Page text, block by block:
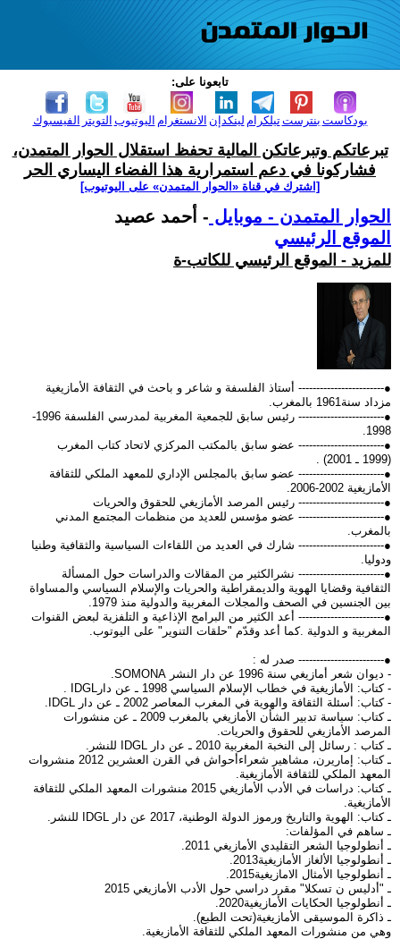
تابعونا على:
الفيسبوك التويتر اليوتيوب الانستغرام لينكدإن تيلكرامبنترست بودكاست
تبرعاتكم وتبرعاتكن المالية تحفظ استقلال الحوار المتمدن،
فشاركونا في دعم استمرارية هذا الفضاء اليساري الحر
[اشترك في قناة ‫«الحوار المتمدن» على اليوتيوب]
الحوار المتمدن - موبايل - أحمد عصيد
الموقع الرئيسي
للمزيد - الموقع الرئيسي للكاتب-ة
●------------------------ أستاذ الفلسفة و شاعر و باحث في الثقافة الأمازيغية
مزداد سنة1961 بالمغرب.
●------------------------ رئيس سابق للجمعية المغربية لمدرسي الفلسفة 1996-
1998.
●------------------------ عضو سابق بالمكتب المركزي لاتحاد كتاب المغرب
(1999 ـ 2001) .
●------------------------ عضو سابق بالمجلس الإداري للمعهد الملكي للثقافة
الأمازيغية 2002-2006.
●------------------------ رئيس المرصد الأمازيغي للحقوق والحريات
●------------------------ عضو مؤسس للعديد من منظمات المجتمع المدني
بالمغرب.
●------------------------ شارك في العديد من اللقاءات السياسية والثقافية وطنيا
ودوليا.
●------------------------ نشرالكثير من المقالات والدراسات حول المسألة
الثقافية وقضايا الهوية والديمقراطية والحريات والإسلام السياسي والمساواة
بين الجنسين في الصحف والمجلات المغربية والدولية منذ 1979.
●------------------------ أعد الكثير من البرامج الإذاعية و التلفزية لبعض القنوات
المغربية و الدولية .كما أعد وقدّم "حلقات التنوير" على اليوتوب.
●------------------------ صدر له :
- ديوان شعر أمازيغي سنة 1996 عن دار النشر SOMONA.
- كتاب: الأمازيغية في خطاب الإسلام السياسي 1998 ـ عن دارIDGL .
- كتاب: أسئلة الثقافة والهوية في المغرب المعاصر 2002 ـ عن دار IDGL.
ـ كتاب: سياسة تدبير الشأن الأمازيغي بالمغرب 2009 ـ عن منشورات
المرصد الأمازيغي للحقوق والحريات.
ـ كتاب : رسائل إلى النخبة المغربية 2010 ـ عن دار IDGL للنشر.
ـ كتاب: إماريرن، مشاهير شعراءأحواش في القرن العشرين 2012 منشروات
المعهد الملكي للثقافة الأمازيغية.
ـ كتاب: دراسات في الأدب الأمازيغي 2015 منشورات المعهد الملكي للثقافة
الأمازيغية.
ـ كتاب: الهوية والتاريخ ورموز الدولة الوطنية، 2017 عن دار IDGL للنشر.
ـ ساهم في المؤلفات:
ـ أنطولوجيا الشعر التقليدي الأمازيغي 2011.
ـ أنطولوجيا الألغاز الأمازيغية2013.
ـ أنطولوجيا الأمثال الامازيغية2015.
ـ "أدليس ن تسكلا" مقرر دراسي حول الأدب الأمازيغي 2015
ـ أنطولوجيا الحكايات الأمازيغية2020.
ـ ذاكرة الموسيقى الأمازيغية(تحت الطبع).
وهي من منشورات المعهد الملكي للثقافة الأمازيغية.